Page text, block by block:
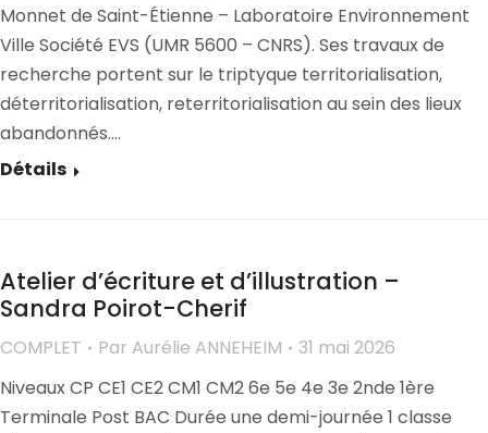
Monnet de Saint-Étienne – Laboratoire Environnement
Ville Société EVS (UMR 5600 – CNRS). Ses travaux de
recherche portent sur le triptyque territorialisation,
déterritorialisation, reterritorialisation au sein des lieux
abandonnés.…
Détails
Atelier d’écriture et d’illustration –
Sandra Poirot-Cherif
COMPLET Par Aurélie ANNEHEIM
31 mai 2026
Niveaux CP CE1 CE2 CM1 CM2 6e 5e 4e 3e 2nde 1ère
Terminale Post BAC Durée une demi-journée 1 classe